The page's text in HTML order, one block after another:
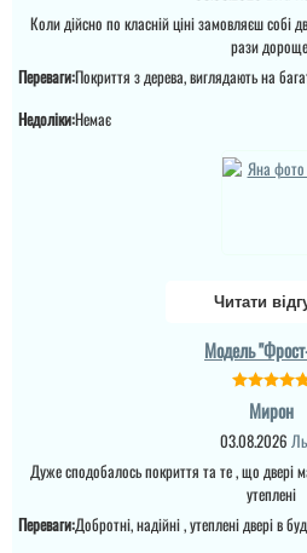
Ярік
Двері потрібні були
замовлення пройшло
доволі швидко. ...
дверь на улицу. Все
четко, сказали будут в
Коли дійсно по класній ціні замовляєш собі
рази
Переваги:Покриття з дерева, виглядають на
Недоліки:Немає
Читати
Модель
Мирон
03.08.2026
Дуже сподобалось покриття та те , що двері
утеплені
Переваги:Добротні, надійні , утеплені двері в